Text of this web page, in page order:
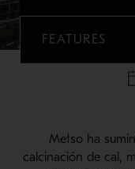
FEATURES
Metso ha
calcinación de cal,